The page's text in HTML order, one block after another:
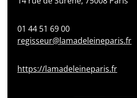
01 44 51 69 00
regisseur@lamadeleineparis.fr
https://lamadeleineparis.fr